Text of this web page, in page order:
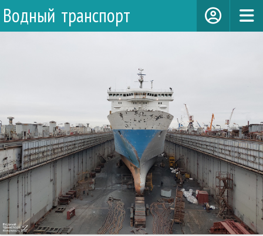
Водный транспорт